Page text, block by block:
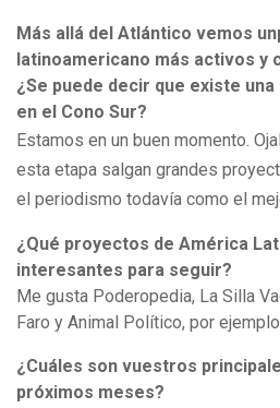
Más allá del Atlántico vemos
latinoamericano más activos y
¿Se puede decir que existe
en el Cono Sur?
Estamos en un buen momento.
esta etapa salgan grandes
el periodismo todavía como el
¿Qué proyectos de América
interesantes para seguir?
Me gusta Poderopedia, La Silla
Faro y Animal Político, por
¿Cuáles son vuestros
próximos meses?